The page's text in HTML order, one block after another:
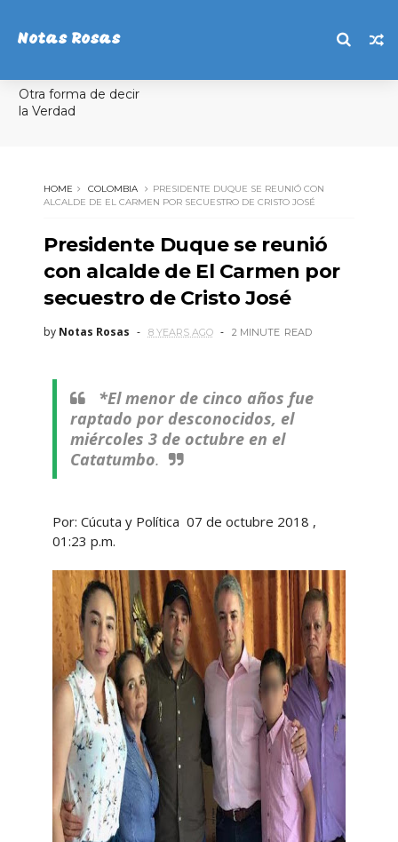
Notas Rosas
Otra forma de decir
la Verdad
HOME COLOMBIA
PRESIDENTE DUQUE SE REUNIÓ CON
ALCALDE DE EL CARMEN POR SECUESTRO DE CRISTO JOSÉ
Presidente Duque se reunió
con alcalde de El Carmen por
secuestro de Cristo José
by Notas Rosas 8 YEARS AGO 2 MINUTE READ
*El menor de cinco años fue
raptado por desconocidos, el
miércoles 3 de octubre en el
Catatumbo.
Por: Cúcuta y Política 07 de octubre 2018 ,
01:23 p.m.